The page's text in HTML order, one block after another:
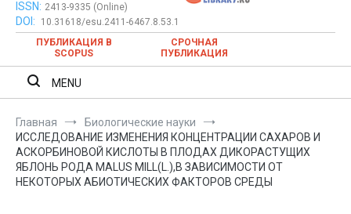
ежемесячном научном журнале
ежемесячном научном журнале
ISSN: 2413-9335 (Online)
DOI:
10.31618/esu.2411-6467.8.53.1
ПУБЛИКАЦИЯ В
SCOPUS
СРОЧНАЯ
ПУБЛИКАЦИЯ
MENU
Главная
Биологические науки
ИССЛЕДОВАНИЕ ИЗМЕНЕНИЯ КОНЦЕНТРАЦИИ САХАРОВ И
АСКОРБИНОВОЙ КИСЛОТЫ В ПЛОДАХ ДИКОРАСТУЩИХ
ЯБЛОНЬ РОДА MALUS MILL(L.),В ЗАВИСИМОСТИ ОТ
НЕКОТОРЫХ АБИОТИЧЕСКИХ ФАКТОРОВ СРЕДЫ